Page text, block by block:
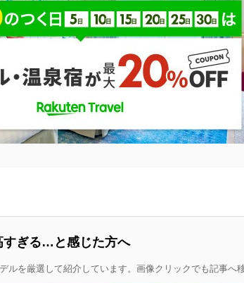
すぎる…と感じた方へ
ルを厳選して紹介しています。画像クリックでも記事へ